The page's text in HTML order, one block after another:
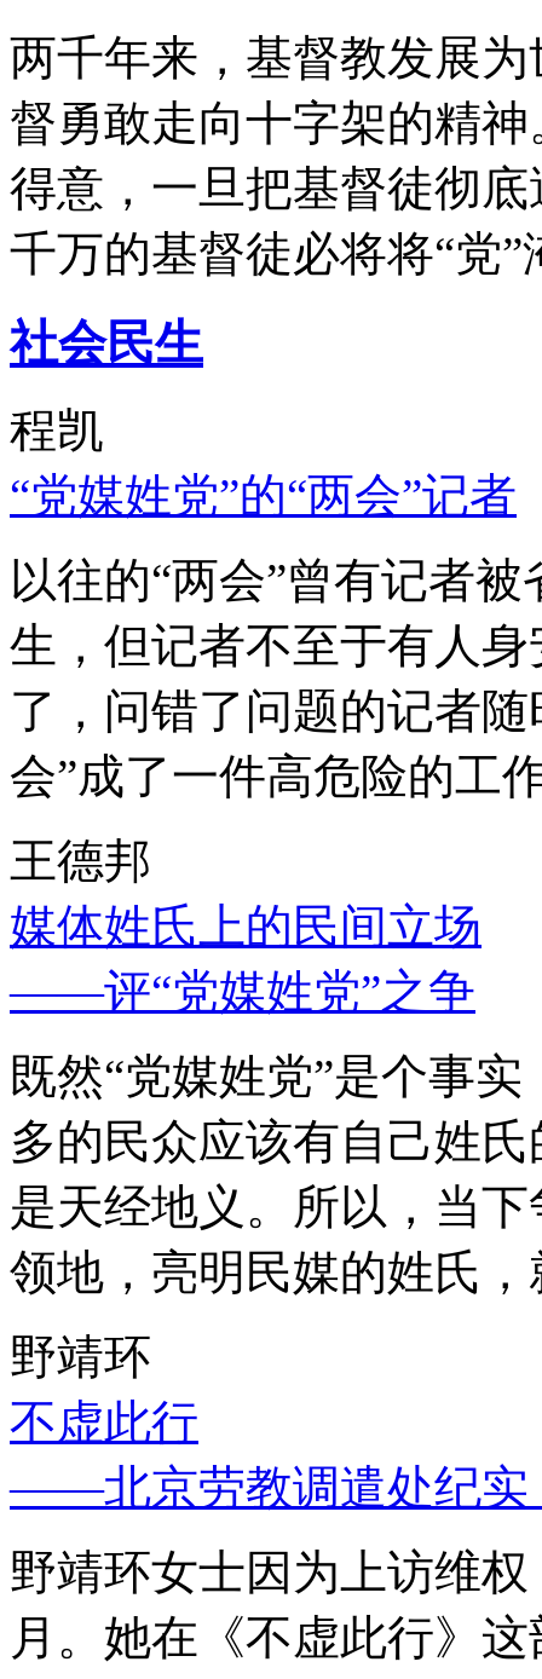
两千年来，基督教发展
督勇敢走向十字架的精
得意，一旦把基督徒彻
千万的基督徒必将将“党”
社会民生
程凯
“党媒姓党”的“两会”记者
以往的“两会”曾有记者
生，但记者不至于有人
了，问错了问题的记者
会”成了一件高危险的工
王德邦
媒体姓氏上的民间立场
——评“党媒姓党”之争
既然“党媒姓党”是个事
多的民众应该有自己姓
是天经地义。所以，当
领地，亮明民媒的姓氏
野靖环
不虚此行
——北京劳教调遣处纪实
野靖环女士因为上访维
月。她在《不虚此行》